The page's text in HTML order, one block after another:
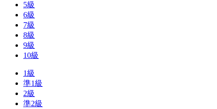
5級
6級
7級
8級
9級
10級
1級
準1級
2級
準2級